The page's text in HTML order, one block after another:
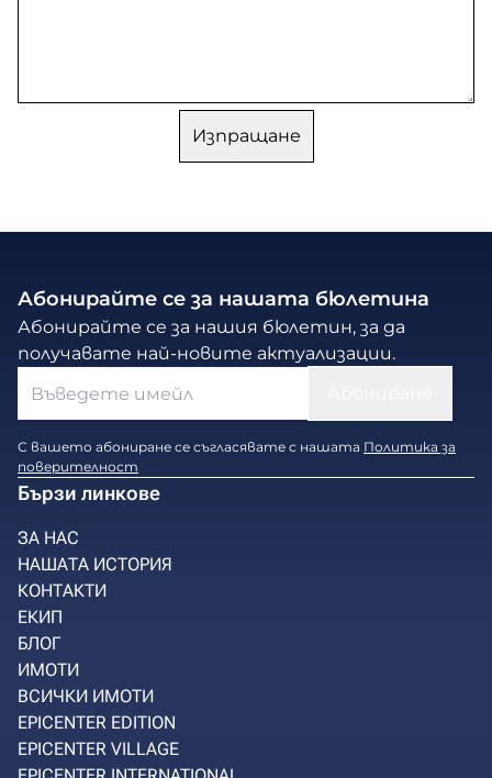
Абонирайте се за нашата бюлетина
Абонирайте се за нашия бюлетин, за да
получавате най-новите актуализации.
С вашето абониране се съгласявате с нашата Политика за
поверителност
Бързи линкове
ЗА НАС
НАШАТА ИСТОРИЯ
КОНТАКТИ
ЕКИП
БЛОГ
ИМОТИ
ВСИЧКИ ИМОТИ
EPICENTER EDITION
EPICENTER VILLAGE